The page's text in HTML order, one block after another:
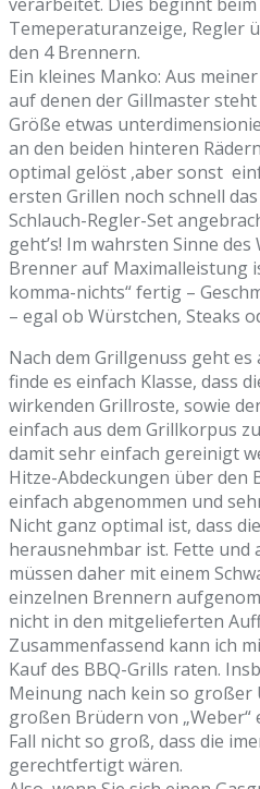
Temeperaturanzeige, Regler
den 4 Brennern.
Ein kleines Manko: Aus
auf denen der Gillmaster
Größe etwas
an den beiden hinteren
optimal gelöst ,aber sonst
ersten Grillen noch schnell
Schlauch-Regler-Set
geht’s! Im wahrsten Sinne
Brenner auf Maximalleistung
komma-nichts“ fertig –
– egal ob Würstchen, Steaks
Nach dem Grillgenuss geht es
finde es einfach Klasse, dass
wirkenden Grillroste, sowie
einfach aus dem Grillkorpus
damit sehr einfach gereinigt
Hitze-Abdeckungen über den
einfach abgenommen und
Nicht ganz optimal ist, dass
herausnehmbar ist. Fette und
müssen daher mit einem
einzelnen Brennern
nicht in den mitgelieferten
Zusammenfassend kann ich
Kauf des BBQ-Grills raten.
Meinung nach kein so großer
großen Brüdern von
Fall nicht so groß, dass die
gerechtfertigt wären.